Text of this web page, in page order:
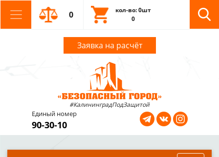
0
кол-во: 0шт
0
Заявка на расчёт
#КалининградПодЗащитой
Единый номер
90-30-10